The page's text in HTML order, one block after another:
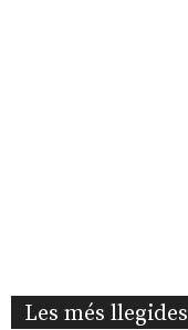
Les més llegides